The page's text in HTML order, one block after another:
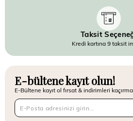
Taksit
Kredi kartına 9 taksit
E-bültene kayıt olun!
E-Bültene kayıt ol fırsat & indirimleri